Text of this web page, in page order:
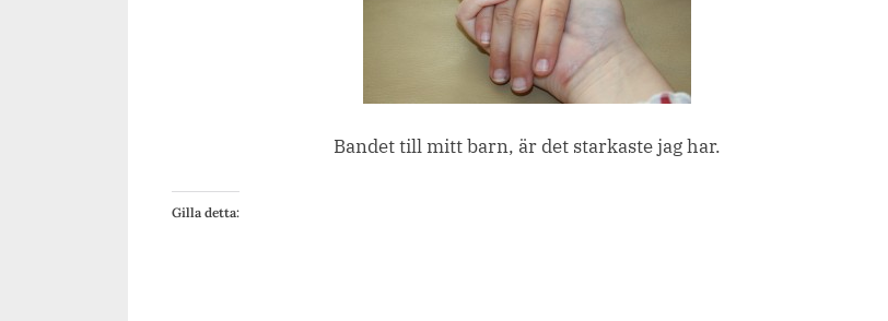
Bandet till mitt barn, är det starkaste jag har.
Gilla detta: